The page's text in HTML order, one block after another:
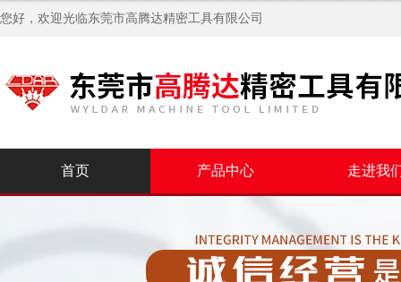
您好，欢迎光临东莞市高腾达精密工具有限公司
首页 产品中心 走进我